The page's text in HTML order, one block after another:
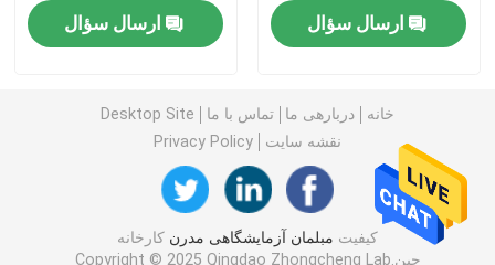
میز کار آزمایشگاهی
کابینت نگهداری آزمایشگاه
کابینت ذخیره سازی ایمنی
کابینه ایمنی بیولوژیکی
ارسال سؤال
ارسال سؤال
خانه دربارهی ما تماس با ما
Desktop Site
نقشه سایت
Privacy Policy
کیفیت مبلمان آزمایشگاهی مدرن کارخانه
چین.Copyright © 2025 Qingdao Zhongcheng Lab